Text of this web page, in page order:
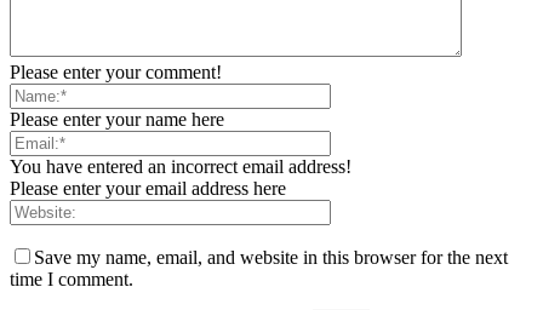
Please enter your comment!
Please enter your name here
You have entered an incorrect email address!
Please enter your email address here
Save my name, email, and website in this browser for the next
time I comment.